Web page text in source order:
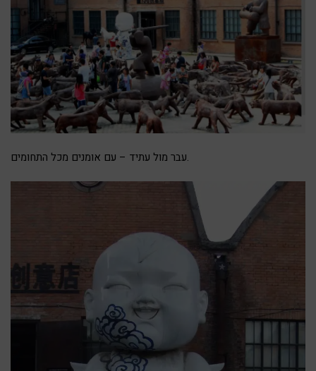
עבר מול עתיד – עם אומנים מכל התחומים.